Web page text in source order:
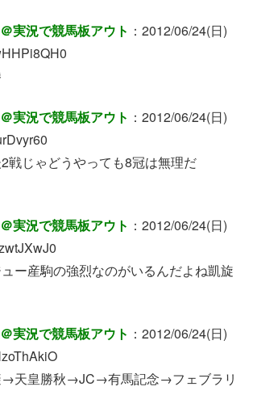
実況で競馬板アウト ：2012/06/24(日)
実況で競馬板アウト ：2012/06/24(日)
戦じゃどうやっても8冠は無理だ
実況で競馬板アウト ：2012/06/24(日)
ー産駒の強烈なのがいるんだよね凱旋
実況で競馬板アウト ：2012/06/24(日)
→天皇勝秋→JC→有馬記念→フェブラリ